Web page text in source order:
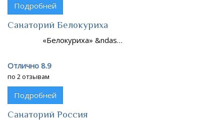
Подробней
Санаторий Белокуриха
«Белокуриха» &ndas…
Отлично 8.9
по 2 отзывам
Подробней
Санаторий Россия